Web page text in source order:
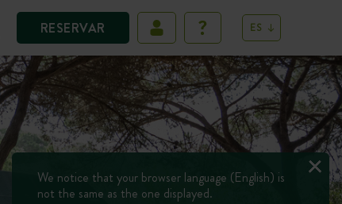
RESERVAR ES
We notice that your browser language (English) is
not the same as the one displayed.